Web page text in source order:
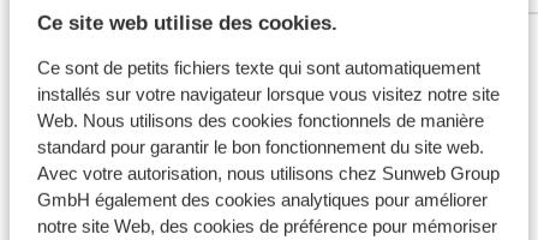
Ce site web utilise des cookies.
Ce sont de petits fichiers texte qui sont automatiquement
installés sur votre navigateur lorsque vous visitez notre site
Web. Nous utilisons des cookies fonctionnels de manière
standard pour garantir le bon fonctionnement du site web.
Avec votre autorisation, nous utilisons chez Sunweb Group
GmbH également des cookies analytiques pour améliorer
notre site Web, des cookies de préférence pour mémoriser
Autres hébergements - Costa del Sol -
Andalousie
Hôtel H10 Croma Malaga